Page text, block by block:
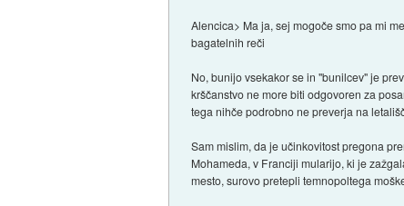
Alencica> Ma ja, sej mogoče smo pa mi
bagatelnih reči
No, bunijo vsekakor se in "bunilcev" je
krščanstvo ne more biti odgovoren za
tega nihče podrobno ne preverja na
Sam mislim, da je učinkovitost pregona
Mohameda, v Franciji mularijo, ki je
mesto, surovo pretepli temnopoltega